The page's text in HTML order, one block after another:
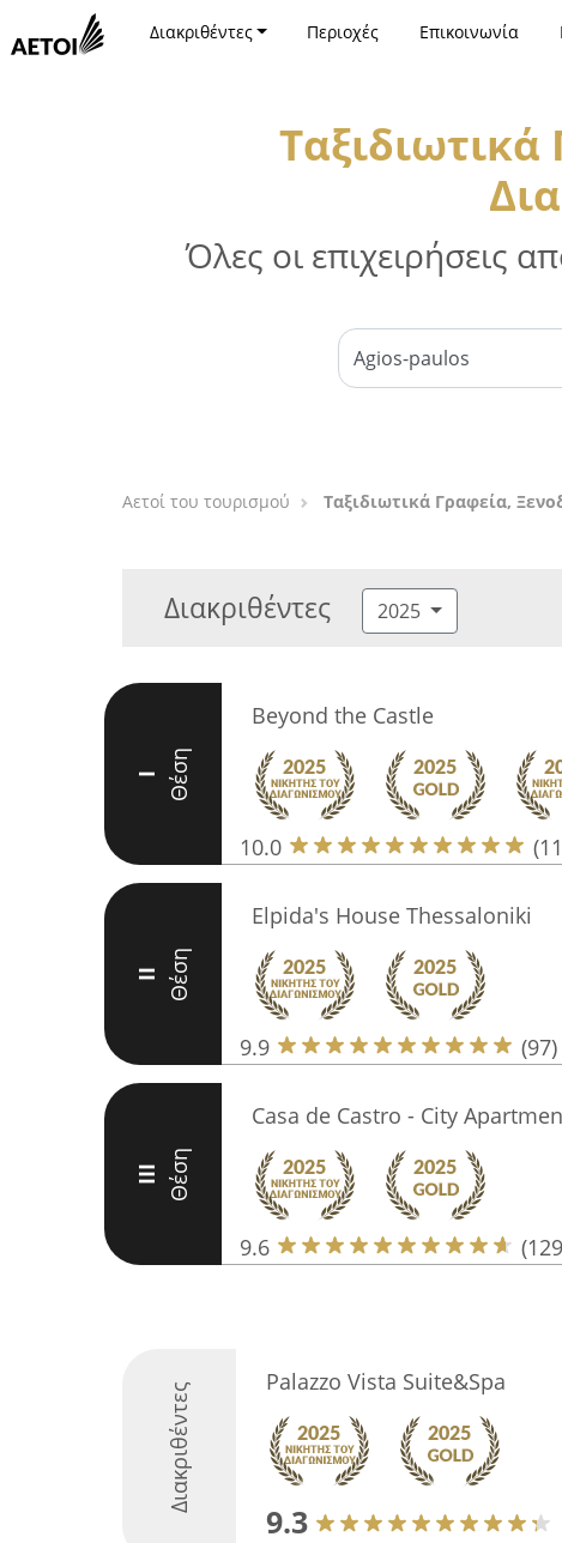
Διακριθέντες Περιοχές Επικοινωνία
Ταξιδιωτικά
Όλες οι επιχειρήσεις
Αετοί του τουρισμού Ταξιδιωτικά Γραφεία,
Διακριθέντες 2025
I Θέση
Beyond the Castle
10.0
II Θέση
Elpida's House Thessaloniki
9.9 (97)
III Θέση
Casa de Castro - City
9.6
Διακριθέντες Palazzo Vista Suite&Spa
9.3